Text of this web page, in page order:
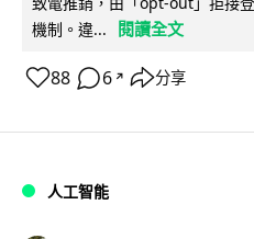
機制。違...
閱讀全文
88 6 ↗ 分享
人工智能